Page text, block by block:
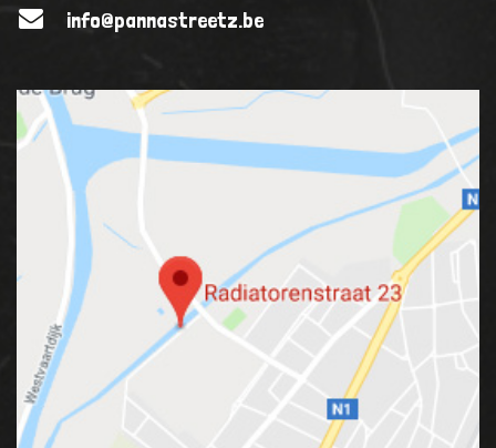
info@pannastreetz.be